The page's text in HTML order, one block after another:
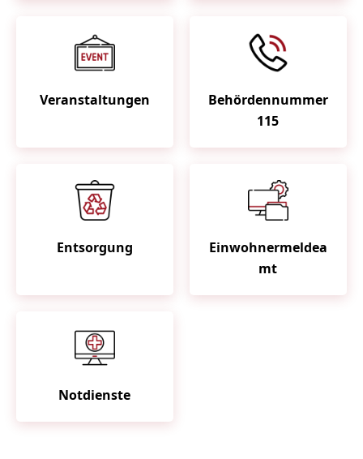
Veranstaltungen
Behördennummer
115
Entsorgung
Einwohnermeldea
mt
Notdienste